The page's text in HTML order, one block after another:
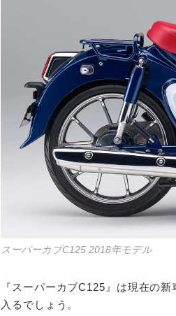
スーパーカブC125 2018年モデル
『スーパーカブC125』は現在の
入るでしょう。